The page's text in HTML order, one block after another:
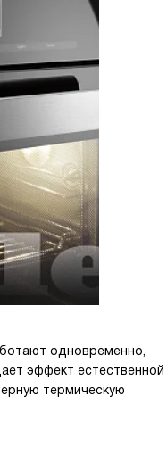
одновременно,
эффект естественной
термическую